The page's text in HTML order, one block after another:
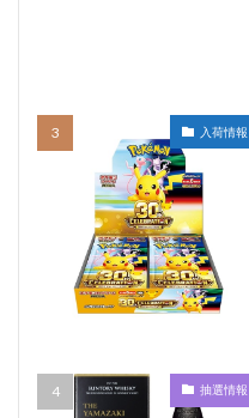
入荷情報
抽選情報